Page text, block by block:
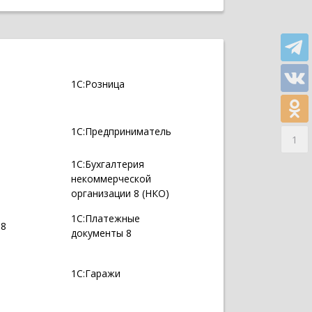
1С:Розница
1С:Предприниматель
1С:Бухгалтерия
некоммерческой
организации 8 (НКО)
1С:Платежные
документы 8
1С:Гаражи
1